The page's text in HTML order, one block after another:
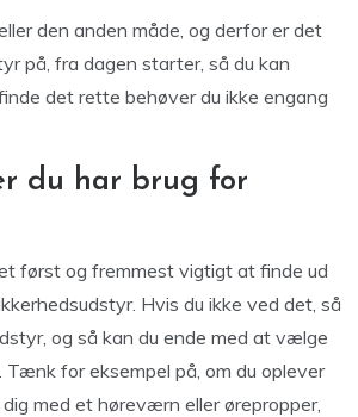
den anden måde, og derfor er det
på, fra dagen starter, så du kan
det rette behøver du ikke engang
du har brug for
først og fremmest vigtigt at finde ud
Hvis du ikke ved det, så
og så kan du ende med at vælge
for eksempel på, om du oplever
med et høreværn eller ørepropper,